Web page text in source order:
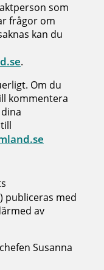
som
frågor om
kan du
.
Om du
kommentera
) publiceras med
av
Susanna